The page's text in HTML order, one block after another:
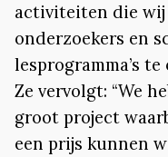
activiteiten die wij
onderzoekers en
lesprogramma’s
Ze vervolgt: “We
groot project
een prijs kunnen